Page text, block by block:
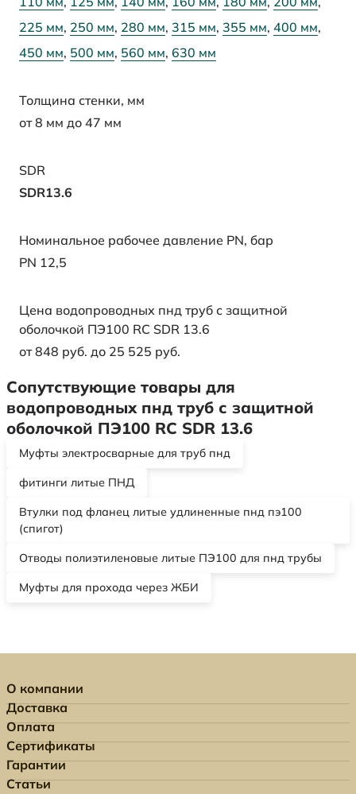
225 мм, 250 мм, 280 мм, 315 мм, 355 мм, 400 мм,
450 мм, 500 мм, 560 мм, 630 мм
Толщина стенки, мм
от 8 мм до 47 мм
SDR
SDR13.6
Номинальное рабочее давление PN, бар
PN 12,5
Цена водопроводных пнд труб с защитной
оболочкой ПЭ100 RC SDR 13.6
от 848 руб. до 25 525 руб.
Сопутствующие товары для
водопроводных пнд труб с защитной
оболочкой ПЭ100 RC SDR 13.6
Муфты электросварные для труб пнд
фитинги литые ПНД
Втулки под фланец литые удлиненные пнд пэ100
(спигот)
Отводы полиэтиленовые литые ПЭ100 для пнд трубы
Муфты для прохода через ЖБИ
О компании
Доставка
Оплата
Сертификаты
Гарантии
Статьи